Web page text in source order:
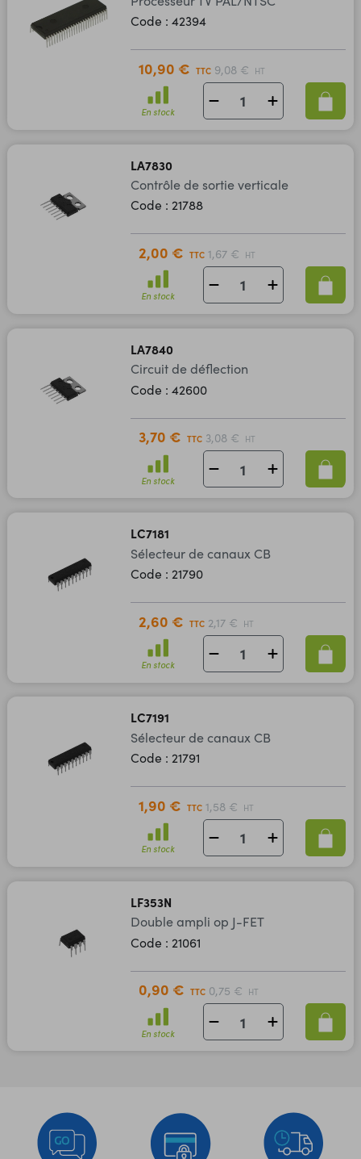
Code : 42394
10,90 € TTC 9,08 € HT
En stock
LA7830
Contrôle de sortie verticale
Code : 21788
2,00 € TTC 1,67 € HT
En stock
LA7840
Circuit de déflection
Code : 42600
3,70 € TTC 3,08 € HT
En stock
LC7181
Sélecteur de canaux CB
Code : 21790
2,60 € TTC 2,17 € HT
En stock
LC7191
Sélecteur de canaux CB
Code : 21791
1,90 € TTC 1,58 € HT
En stock
LF353N
Double ampli op J-FET
Code : 21061
0,90 € TTC 0,75 € HT
En stock